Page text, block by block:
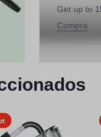
Get up to
Compra